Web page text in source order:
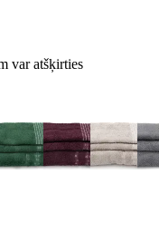
var atšķirties